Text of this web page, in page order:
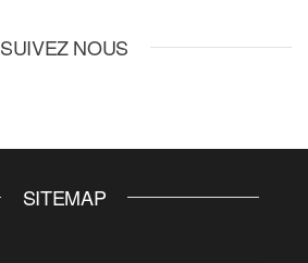
SUIVEZ NOUS
SITEMAP